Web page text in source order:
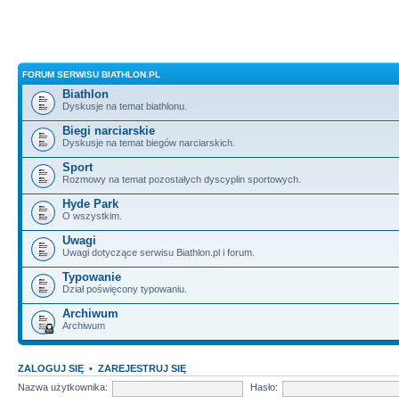
FORUM SERWISU BIATHLON.PL
Biathlon
Dyskusje na temat biathlonu.
Biegi narciarskie
Dyskusje na temat biegów narciarskich.
Sport
Rozmowy na temat pozostałych dyscyplin sportowych.
Hyde Park
O wszystkim.
Uwagi
Uwagi dotyczące serwisu Biathlon.pl i forum.
Typowanie
Dział poświęcony typowaniu.
Archiwum
Archiwum
ZALOGUJ SIĘ • ZAREJESTRUJ SIĘ
Nazwa użytkownika:
Hasło: